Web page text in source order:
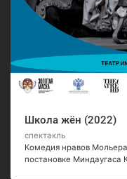
Школа жён (2022)
спектакль
Комедия нравов
постановке Миндаугаса